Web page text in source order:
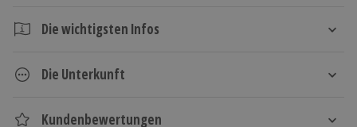
Entdeckt dieMittelalter-Stadt an der Elbe
Die wichtigsten Infos
2 Tage
Die Unterkunft
Kundenbewertungen